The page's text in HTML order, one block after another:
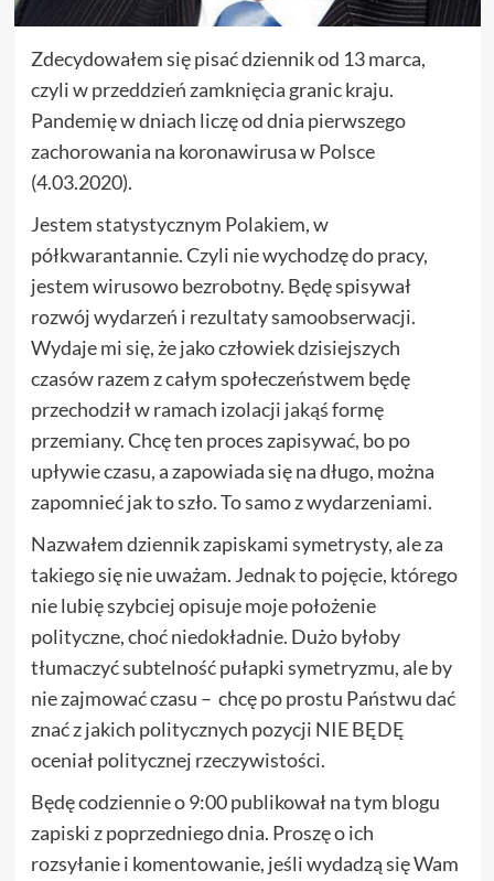
Zdecydowałem się pisać dziennik od 13 marca,
czyli w przeddzień zamknięcia granic kraju.
Pandemię w dniach liczę od dnia pierwszego
zachorowania na koronawirusa w Polsce
(4.03.2020).
Jestem statystycznym Polakiem, w
półkwarantannie. Czyli nie wychodzę do pracy,
jestem wirusowo bezrobotny. Będę spisywał
rozwój wydarzeń i rezultaty samoobserwacji.
Wydaje mi się, że jako człowiek dzisiejszych
czasów razem z całym społeczeństwem będę
przechodził w ramach izolacji jakąś formę
przemiany. Chcę ten proces zapisywać, bo po
upływie czasu, a zapowiada się na długo, można
zapomnieć jak to szło. To samo z wydarzeniami.
Nazwałem dziennik zapiskami symetrysty, ale za
takiego się nie uważam. Jednak to pojęcie, którego
nie lubię szybciej opisuje moje położenie
polityczne, choć niedokładnie. Dużo byłoby
tłumaczyć subtelność pułapki symetryzmu, ale by
nie zajmować czasu – chcę po prostu Państwu dać
znać z jakich politycznych pozycji NIE BĘDĘ
oceniał politycznej rzeczywistości.
Będę codziennie o 9:00 publikował na tym blogu
zapiski z poprzedniego dnia. Proszę o ich
rozsyłanie i komentowanie, jeśli wydadzą się Wam